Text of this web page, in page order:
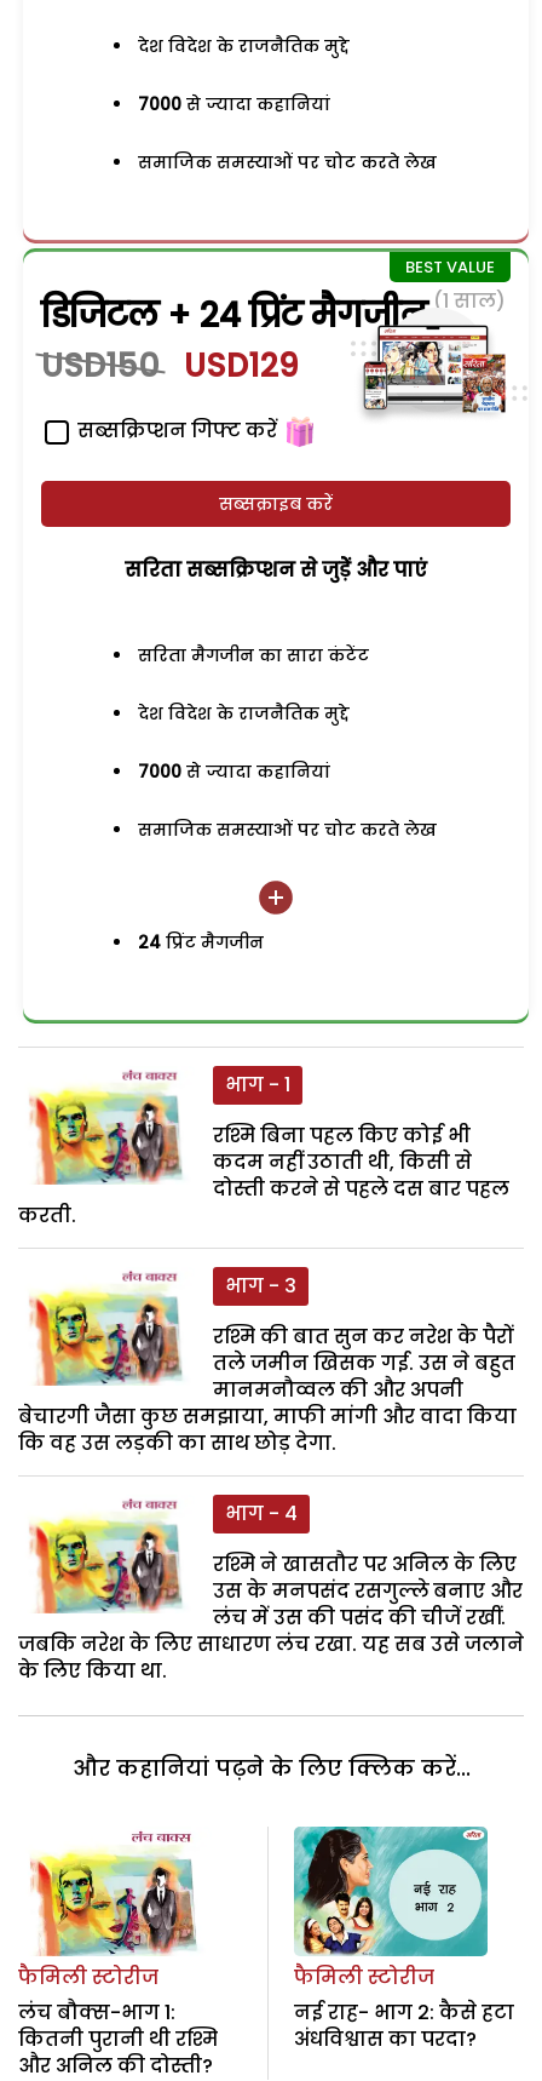
देश विदेश के राजनैतिक मुद्दे
7000 से ज्यादा कहानियां
समाजिक समस्याओं पर चोट करते लेख
डिजिटल + 24 प्रिंट मैगजीन (1 साल)
USD150 USD129
सब्सक्रिप्शन गिफ्ट करें
सब्सक्राइब करें
सरिता सब्सक्रिप्शन से जुड़ेें और पाएं
सरिता मैगजीन का सारा कंटेंट
देश विदेश के राजनैतिक मुद्दे
7000 से ज्यादा कहानियां
समाजिक समस्याओं पर चोट करते लेख
24 प्रिंट मैगजीन
भाग - 1
रश्मि बिना पहल किए कोई भी
कदम नहीं उठाती थी, किसी से
दोस्ती करने से पहले दस बार पहल
करती.
भाग - 3
रश्मि की बात सुन कर नरेश के पैरों
तले जमीन खिसक गई. उस ने बहुत
मानमनौव्वल की और अपनी
बेचारगी जैसा कुछ समझाया, माफी मांगी और वादा किया
कि वह उस लड़की का साथ छोड़ देगा.
भाग - 4
रश्मि ने खासतौर पर अनिल के लिए
उस के मनपसंद रसगुल्ले बनाए और
लंच में उस की पसंद की चीजें रखीं.
जबकि नरेश के लिए साधारण लंच रखा. यह सब उसे जलाने
के लिए किया था.
और कहानियां पढ़ने के लिए क्लिक करें...
फैमिली स्टोरीज
लंच बौक्स-भाग 1:
कितनी पुरानी थी रश्मि
और अनिल की दोस्ती?
फैमिली स्टोरीज
नई राह- भाग 2: कैसे हटा
अंधविश्वास का परदा?